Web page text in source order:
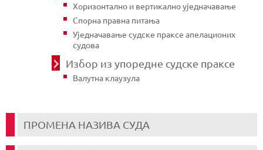
Хоризонтално и вертикално уједначавање
Спорна правна питања
Уједначавање судске праксе апелационих
судова
Избор из упоредне судске праксе
Валутна клаузула
ПРОМЕНА НАЗИВА СУДА